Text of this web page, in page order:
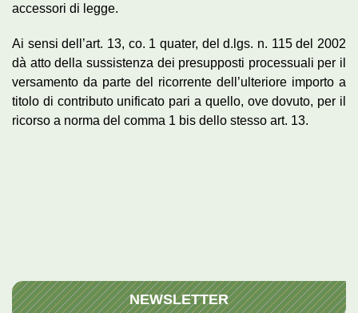
accessori di legge.
Ai sensi dell’art. 13, co. 1 quater, del d.lgs. n. 115 del 2002
dà atto della sussistenza dei presupposti processuali per il
versamento da parte del ricorrente dell’ulteriore importo a
titolo di contributo unificato pari a quello, ove dovuto, per il
ricorso a norma del comma 1 bis dello stesso art. 13.
NEWSLETTER